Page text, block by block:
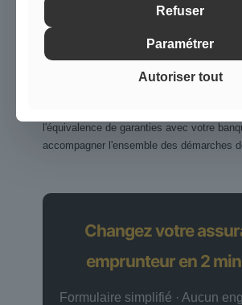
l'équivalence de garanties avec votre
accompagner l'ensemble des démarches
Changez votre
emprunteur en 2
Formulaire simplifié · Aucun
Refuser
Paramétrer
Autoriser tout